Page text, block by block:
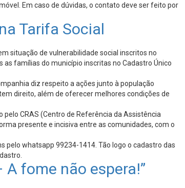
Em caso de dúvidas, o contato deve ser feito por
Tarifa Social
situação de vulnerabilidade social inscritos no
famílias do município inscritas no Cadastro Único
diz respeito a ações junto à população
direito, além de oferecer melhores condições de
CRAS (Centro de Referência da Assistência
presente e incisiva entre as comunidades, com o
pelo whatsapp 99234-1414. Tão logo o cadastro das
fome não espera!”